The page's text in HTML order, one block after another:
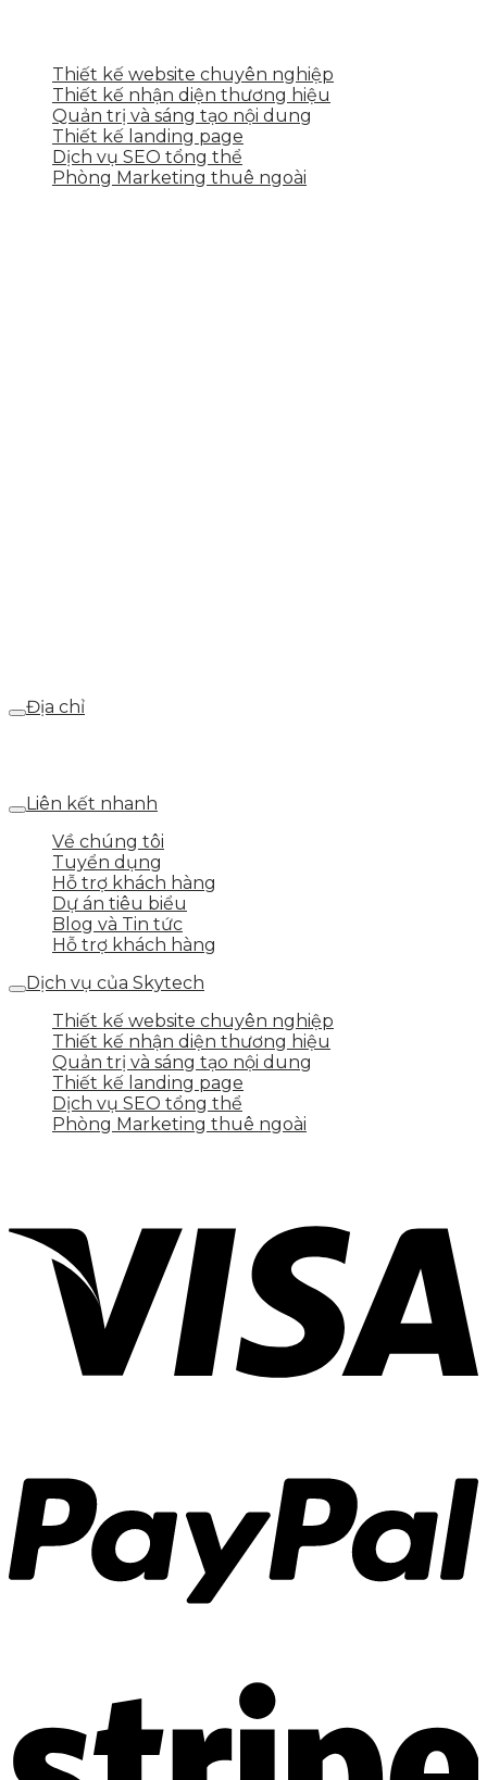
Thiết kế website chuyên nghiệp
Thiết kế nhận diện thương hiệu
Quản trị và sáng tạo nội dung
Thiết kế landing page
Dịch vụ SEO tổng thể
Phòng Marketing thuê ngoài
Địa chỉ
Liên kết nhanh
Về chúng tôi
Tuyển dụng
Hỗ trợ khách hàng
Dự án tiêu biểu
Blog và Tin tức
Hỗ trợ khách hàng
Dịch vụ của Skytech
Thiết kế website chuyên nghiệp
Thiết kế nhận diện thương hiệu
Quản trị và sáng tạo nội dung
Thiết kế landing page
Dịch vụ SEO tổng thể
Phòng Marketing thuê ngoài